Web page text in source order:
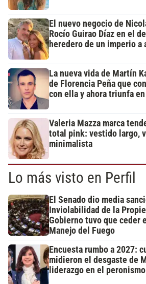
El nuevo negocio de
Rocío Guirao Díaz en el
heredero de un imperio
La nueva vida de Martín
de Florencia Peña que
con ella y ahora triunfa
Valeria Mazza marca
total pink: vestido largo,
minimalista
Lo más visto en Perfil
El Senado dio media
Inviolabilidad de la
Gobierno tuvo que ceder
Manejo del Fuego
Encuesta rumbo a 2027:
midieron el desgaste de
liderazgo en el peronismo